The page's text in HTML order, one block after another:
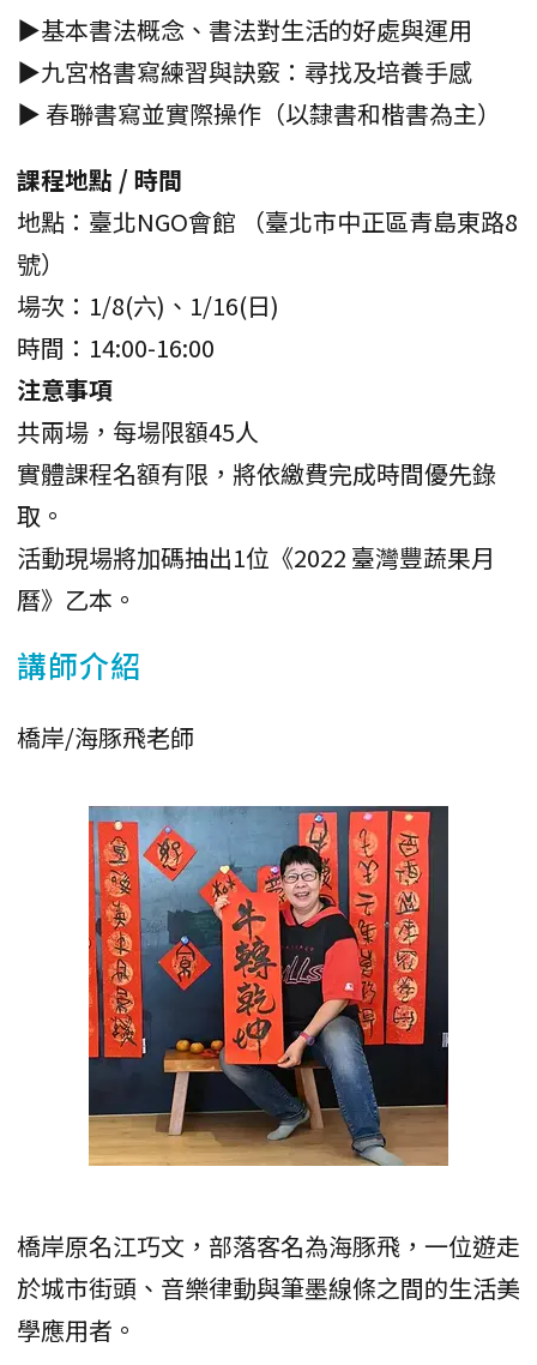
▶基本書法概念、書法對生活的好處與運用
▶九宮格書寫練習與訣竅：尋找及培養手感
▶ 春聯書寫並實際操作（以隸書和楷書為主）
課程地點 / 時間
地點：臺北NGO會館 （臺北市中正區青島東路8
號）
場次：1/8(六)、1/16(日)
時間：14:00-16:00
注意事項
共兩場，每場限額45人
實體課程名額有限，將依繳費完成時間優先錄
取。
活動現場將加碼抽出1位《2022 臺灣豐蔬果月
曆》乙本。
講師介紹
橋岸/海豚飛老師
橋岸原名江巧文，部落客名為海豚飛，一位遊走
於城市街頭、音樂律動與筆墨線條之間的生活美
學應用者。